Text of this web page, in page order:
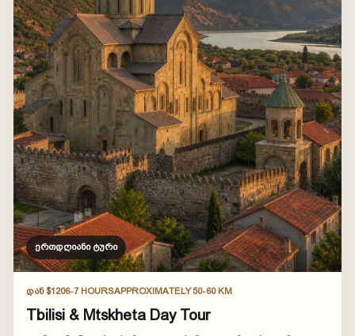
ერთდღიანი ტური
ᲓᲐᲜ $1206-7 HOURSAPPROXIMATELY 50-60 KM
Tbilisi & Mtskheta Day Tour